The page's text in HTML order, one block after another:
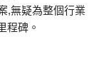
,無疑為整個行業
程碑。